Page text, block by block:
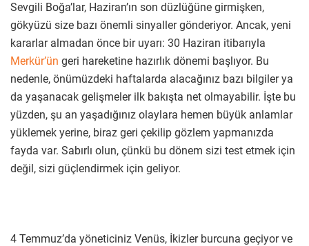
Sevgili Boğa’lar, Haziran’ın son düzlüğüne girmişken,
gökyüzü size bazı önemli sinyaller gönderiyor. Ancak, yeni
kararlar almadan önce bir uyarı: 30 Haziran itibarıyla
Merkür’ün geri hareketine hazırlık dönemi başlıyor. Bu
nedenle, önümüzdeki haftalarda alacağınız bazı bilgiler ya
da yaşanacak gelişmeler ilk bakışta net olmayabilir. İşte bu
yüzden, şu an yaşadığınız olaylara hemen büyük anlamlar
yüklemek yerine, biraz geri çekilip gözlem yapmanızda
fayda var. Sabırlı olun, çünkü bu dönem sizi test etmek için
değil, sizi güçlendirmek için geliyor.
4 Temmuz’da yöneticiniz Venüs, İkizler burcuna geçiyor ve